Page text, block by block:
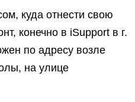
куда отнести свою
конечно в iSupport в г.
по адресу возле
на улице